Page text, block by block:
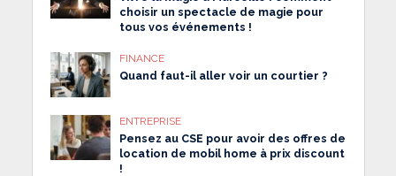
choisir un spectacle de magie pour
tous vos événements !
FINANCE
Quand faut-il aller voir un courtier ?
ENTREPRISE
Pensez au CSE pour avoir des offres de
location de mobil home à prix discount
!